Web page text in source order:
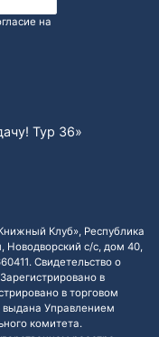
на
Тур 36»
Клуб», Республика
Новодворский с/с, дом 40,
Свидетельство о
в
в торговом
выдана Управлением
комитета.